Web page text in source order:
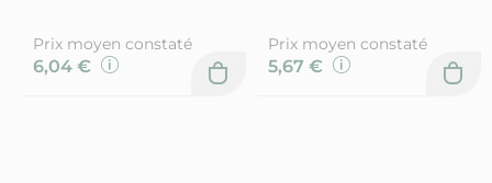
Prix moyen constaté
6,04 €
Prix moyen constaté
5,67 €